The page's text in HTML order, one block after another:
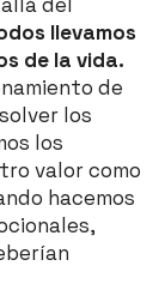
llevamos
de la vida.
de
los
los
valor como
hacemos